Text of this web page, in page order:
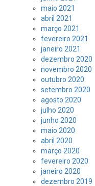
maio 2021
abril 2021
março 2021
fevereiro 2021
janeiro 2021
dezembro 2020
novembro 2020
outubro 2020
setembro 2020
agosto 2020
julho 2020
junho 2020
maio 2020
abril 2020
março 2020
fevereiro 2020
janeiro 2020
dezembro 2019